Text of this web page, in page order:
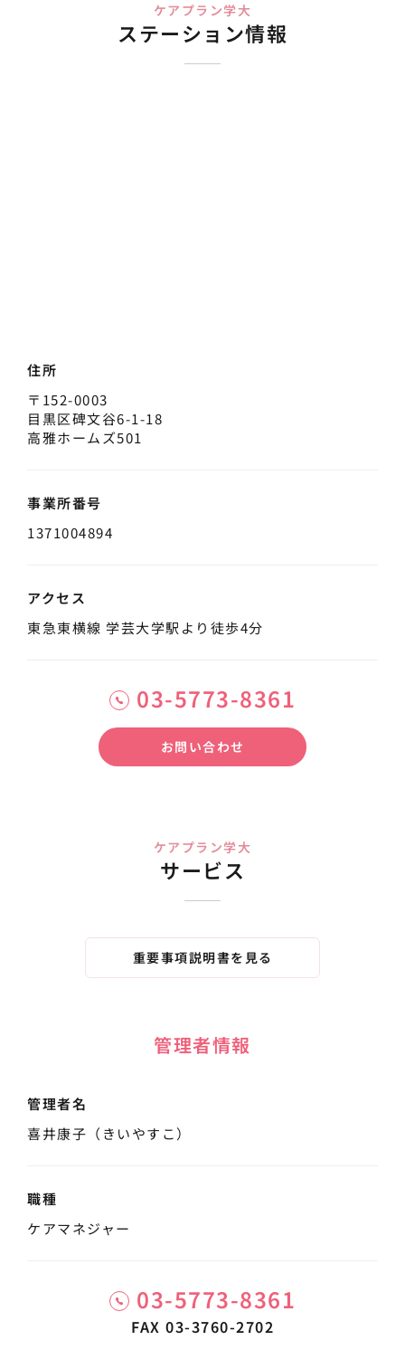
ケアプラン学大
ステーション情報
住所
〒152-0003
目黒区碑文谷6-1-18
高雅ホームズ501
事業所番号
1371004894
アクセス
東急東横線 学芸大学駅より徒歩4分
03-5773-8361
お問い合わせ
ケアプラン学大
サービス
重要事項説明書を見る
管理者情報
管理者名
喜井康子（きいやすこ）
職種
ケアマネジャー
03-5773-8361
FAX 03-3760-2702